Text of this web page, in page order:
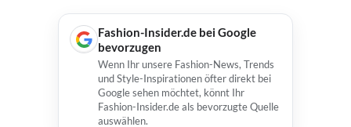
Fashion-Insider.de bei Google
bevorzugen
Wenn Ihr unsere Fashion-News, Trends
und Style-Inspirationen öfter direkt bei
Google sehen möchtet, könnt Ihr
Fashion-Insider.de als bevorzugte Quelle
auswählen.